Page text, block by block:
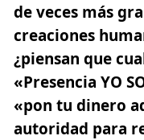
de veces más
creaciones
¿piensan que
«Presencia YO
«pon tu dinero
autoridad para